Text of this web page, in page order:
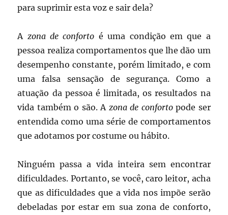
para suprimir esta voz e sair dela?
A zona de conforto é uma condição em que a
pessoa realiza comportamentos que lhe dão um
desempenho constante, porém limitado, e com
uma falsa sensação de segurança. Como a
atuação da pessoa é limitada, os resultados na
vida também o são. A zona de confortopode ser
entendida como uma série de comportamentos
que adotamos por costume ou hábito.
Ninguém passa a vida inteira sem encontrar
dificuldades. Portanto, se você, caro leitor, acha
que as dificuldades que a vida nos impõe serão
debeladas por estar em sua zona de conforto,